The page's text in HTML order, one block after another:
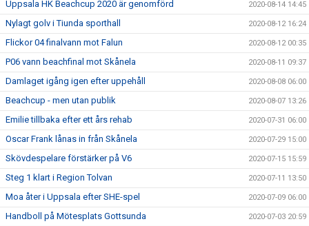
Uppsala HK Beachcup 2020 är genomförd 2020-08-14 14:45
Nylagt golv i Tiunda sporthall 2020-08-12 16:24
Flickor 04 finalvann mot Falun 2020-08-12 00:35
P06 vann beachfinal mot Skånela 2020-08-11 09:37
Damlaget igång igen efter uppehåll 2020-08-08 06:00
Beachcup - men utan publik 2020-08-07 13:26
Emilie tillbaka efter ett års rehab 2020-07-31 06:00
Oscar Frank lånas in från Skånela 2020-07-29 15:00
Skövdespelare förstärker på V6 2020-07-15 15:59
Steg 1 klart i Region Tolvan 2020-07-11 13:50
Moa åter i Uppsala efter SHE-spel 2020-07-09 06:00
Handboll på Mötesplats Gottsunda 2020-07-03 20:59